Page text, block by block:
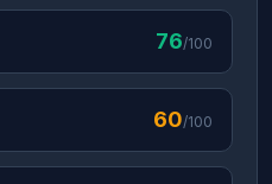
76/100
60/100